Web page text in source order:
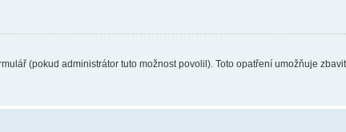
(pokud administrátor tuto možnost povolil). Toto opatření umožňuje